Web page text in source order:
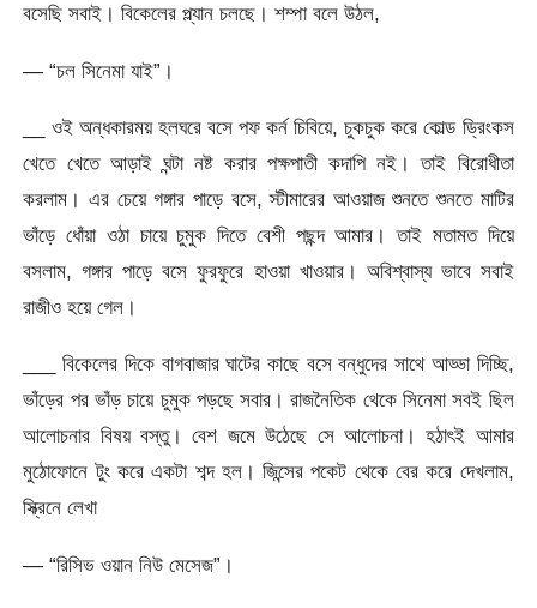
বসেছি সবাই। বিকেলের প্ল্যান চলছে। শম্পা বলে উঠল,
— “চল সিনেমা যাই”।
__ ওই অন্ধকারময় হলঘরে বসে পফ কর্ন চিবিয়ে, চুকচুক করে কোল্ড ড্রিংকস
খেতে খেতে আড়াই ঘন্টা নষ্ট করার পক্ষপাতী কদাপি নই। তাই বিরোধীতা
করলাম। এর চেয়ে গঙ্গার পাড়ে বসে, স্টীমারের আওয়াজ শুনতে শুনতে মাটির
ভাঁড়ে ধোঁয়া ওঠা চায়ে চুমুক দিতে বেশী পছন্দ আমার। তাই মতামত দিয়ে
বসলাম, গঙ্গার পাড়ে বসে ফুরফুরে হাওয়া খাওয়ার। অবিশ্বাস্য ভাবে সবাই
রাজীও হয়ে গেল।
___ বিকেলের দিকে বাগবাজার ঘাটের কাছে বসে বন্ধুদের সাথে আড্ডা দিচ্ছি,
ভাঁড়ের পর ভাঁড় চায়ে চুমুক পড়ছে সবার। রাজনৈতিক থেকে সিনেমা সবই ছিল
আলোচনার বিষয় বস্তু। বেশ জমে উঠেছে সে আলোচনা। হঠাৎই আমার
মুঠোফোনে টুং করে একটা শব্দ হল। জিন্সের পকেট থেকে বের করে দেখলাম,
স্ক্রিনে লেখা
— “রিসিভ ওয়ান নিউ মেসেজ”।